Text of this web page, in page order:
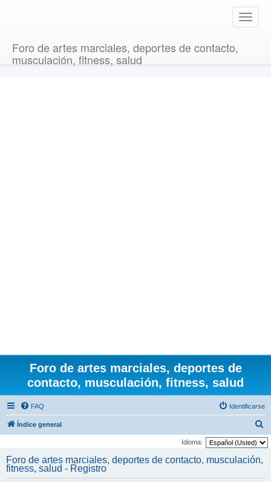
T
o
Foro de artes marciales, deportes de contacto,
musculación, fitness, salud
Foro de artes marciales, deportes de
contacto, musculación, fitness, salud
FAQ Identificarse
Índice general
u
Idioma:
Foro de artes marciales, deportes de contacto, musculación,
fitness, salud - Registro